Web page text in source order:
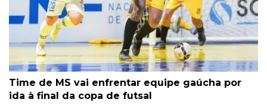
Time de MS vai enfrentar equipe gaúcha por
ida à final da copa de futsal